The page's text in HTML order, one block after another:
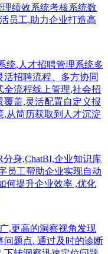
绩效系统考核系统数
员工,助力企业打造高
统,人才招聘管理系统多
招聘流程、多方协同
流程线上管理,社会招
盖,灵活配置自定义报
从简历获取到人才沉淀
身,ChatBI,企业知识库
员工帮助企业实现自动
何提升企业效率 ,优化
,更高的洞察视角发现
题点. 通过及时的诊断